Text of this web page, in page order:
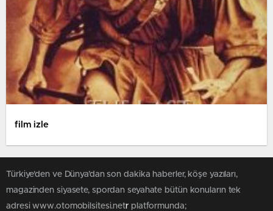
film izle
Türkiye'den ve Dünya’dan son dakika haberler, köşe yazıları,
magazinden siyasete, spordan seyahate bütün konuların tek
adresi www.otomobilsitesi.netr platformunda;